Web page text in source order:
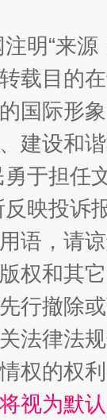
注明“来
载目的
国际形
建设和
勇于担任
映投诉
语，请
权和其
行撤除
法律法
权的权利
视为默